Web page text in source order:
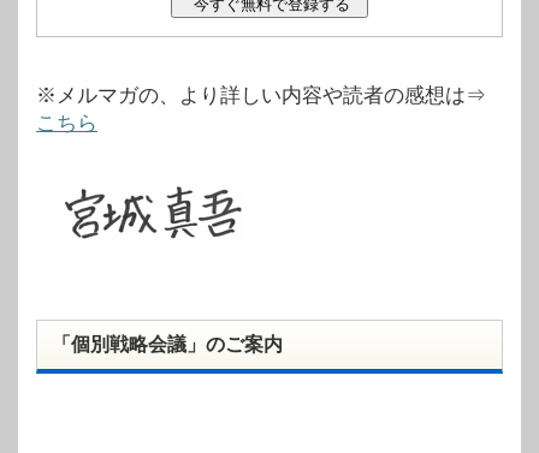
※メルマガの、より詳しい内容や読者の感想は⇒
こちら
「個別戦略会議」のご案内